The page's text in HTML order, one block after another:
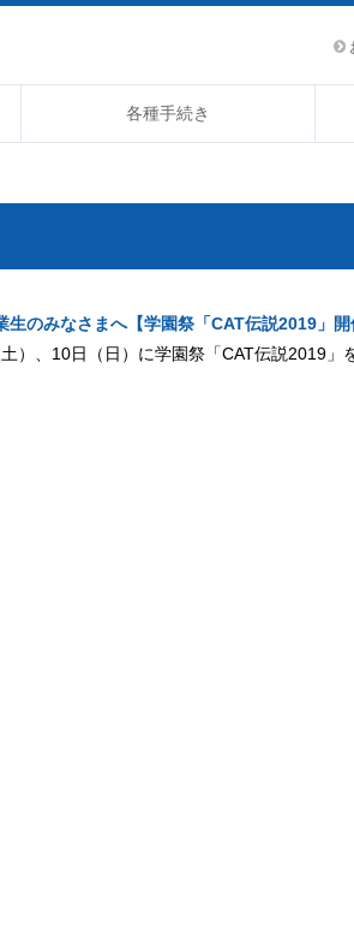
各種手続き
生のみなさまへ【学園祭「CAT伝説2019」開
）、10日（日）に学園祭「CAT伝説2019